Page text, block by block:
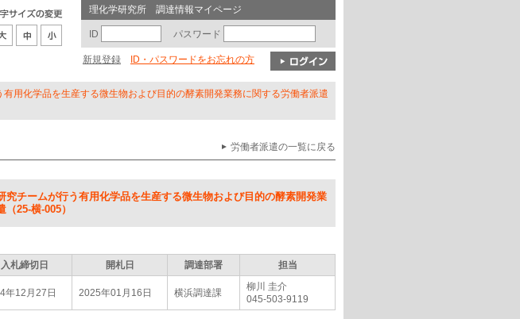
理化学研究所 調達情報マイページ
ID パスワード
新規登録 ID・パスワードをお忘れの方
用化学品を生産する微生物および目的の酵素開発業務に関する労働者派遣
労働者派遣の一覧に戻る
究チームが行う有用化学品を生産する微生物および目的の酵素開発業
25-横-005）
入札締切日 開札日 調達部署 担当
年12月27日 2025年01月16日 横浜調達課
柳川 圭介
045-503-9119